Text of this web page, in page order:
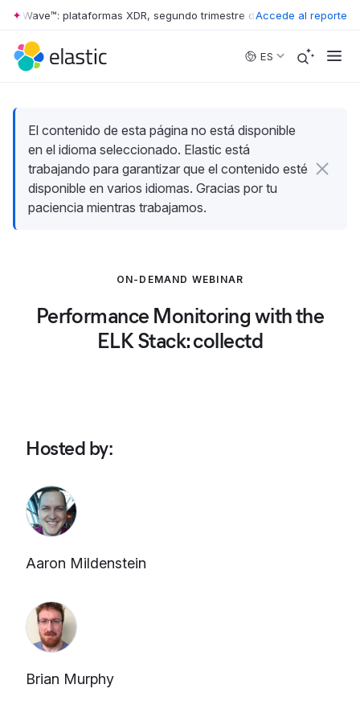
Skip to main content
Wave™: plataformas XDR, segundo trimestre de 2026 • The
Accede al reporte
ES
El contenido de esta página no está disponible
en el idioma seleccionado. Elastic está
trabajando para garantizar que el contenido esté
disponible en varios idiomas. Gracias por tu
paciencia mientras trabajamos.
ON-DEMAND WEBINAR
Performance Monitoring with the
ELK Stack: collectd
Hosted by:
Aaron Mildenstein
Brian Murphy